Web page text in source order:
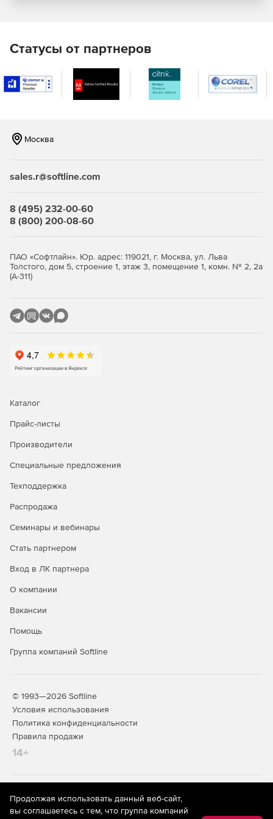
Возможность повысить свою производительность с
помощью нового диалога Запуск и Центр
Взаимодействия.
Оптимизированные рабочие процессы
обновленным панелям информационного табло
выносок Текстовых выносных надписей и уникальным
Статусы от партнеров
Москва
sales.r@softline.com
8 (495) 232-00-60
8 (800) 200-08-60
ПАО «Софтлайн». Юр. адрес: 119021, г. Москва, ул. Льва
Толстого, дом 5, строение 1, этаж 3, помещение 1, комн. № 2, 2а
(А-311)
Каталог
Прайс-листы
Производители
Специальные предложения
Техподдержка
Распродажа
Семинары и вебинары
Стать партнером
Вход в ЛК партнера
О компании
Вакансии
Помощь
Группа компаний Softline
© 1993—2026 Softline
Условия использования
Политика конфиденциальности
Правила продажи
14+
На информационном ресурсе store.softline.ru применяются
рекомендательные технологии
(информационные технологии
предоставления информации на основе сбора,
Продолжая использовать данный веб-сайт,
вы соглашаетесь с тем, что группа компаний